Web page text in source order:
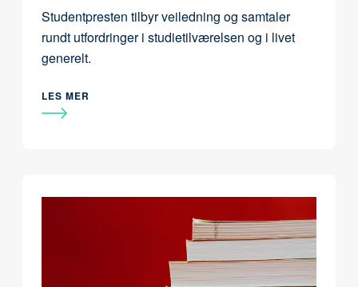
Studentpresten tilbyr veiledning og samtaler
rundt utfordringer i studietilværelsen og i livet
generelt.
LES MER